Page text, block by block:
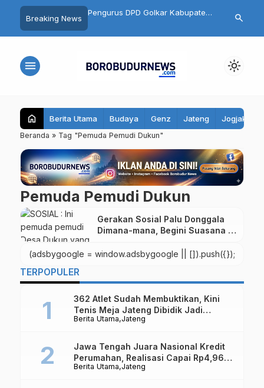
Breaking News
Desa untuk
Warga, Bukan
Pengurus DPD Golkar Kabupaten
Target 7 Kursi di Pemilu 2029
Sedot
search
menu light_mode
home Berita Utama Budaya Genz Jateng Jogjakarta
Beranda » Tag "Pemuda Pemudi Dukun"
Pemuda Pemudi Dukun
Gerakan Sosial Palu Donggala
Dimana-mana, Begini Suasana di
(adsbygoogle = window.adsbygoogle || []).push({});
TERPOPULER
Berita Utama Jateng
362 Atlet Sudah Membuktikan, Kini
Tenis Meja Jateng Dibidik Jadi
Kekuatan Nasional
Berita Utama Jateng
Jawa Tengah Juara Nasional Kredit
Perumahan, Realisasi Capai Rp4,96
Triliun